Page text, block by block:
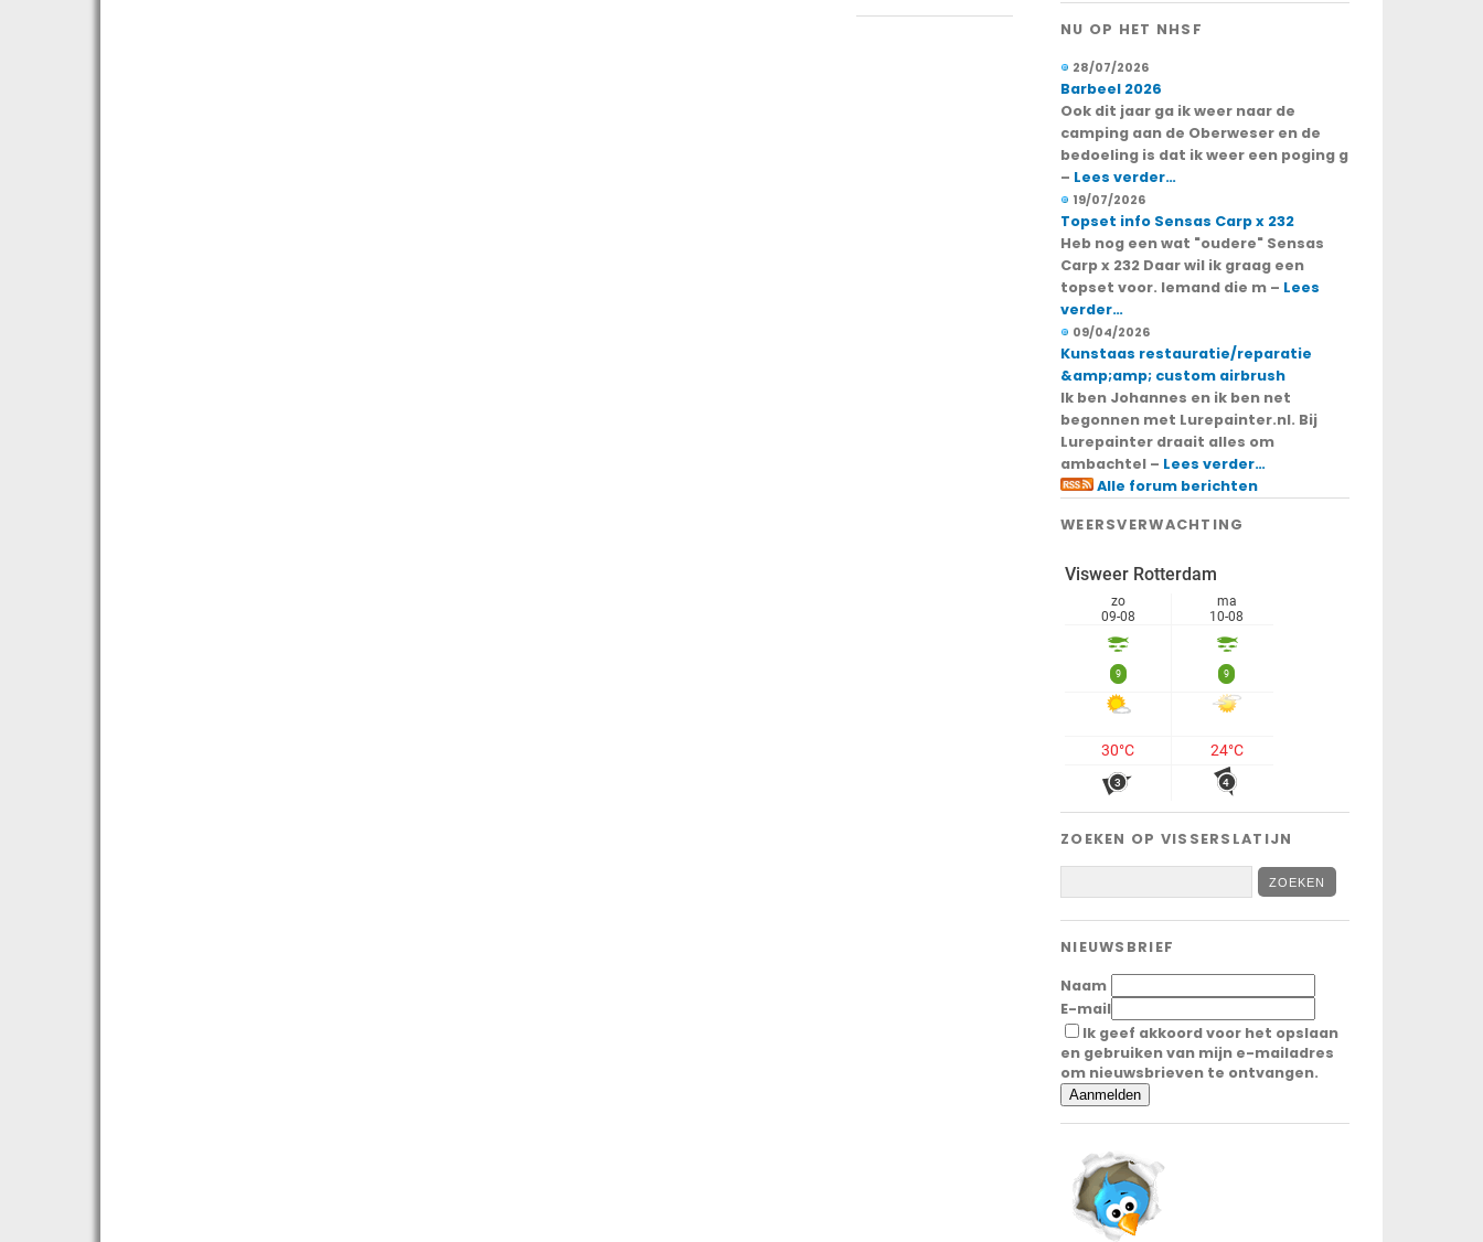
NU OP HET NHSF
28/07/2026
Barbeel 2026
Ook dit jaar ga ik weer naar de
camping aan de Oberweser en de
bedoeling is dat ik weer een poging g
– Lees verder…
19/07/2026
Topset info Sensas Carp x 232
Heb nog een wat "oudere" Sensas
Carp x 232 Daar wil ik graag een
topset voor. Iemand die m – Lees
verder…
09/04/2026
Kunstaas restauratie/reparatie
&amp;amp; custom airbrush
Ik ben Johannes en ik ben net
begonnen met Lurepainter.nl. Bij
Lurepainter draait alles om
ambachtel – Lees verder…
Alle forum berichten
WEERSVERWACHTING
ZOEKEN OP VISSERSLATIJN
NIEUWSBRIEF
Naam
E-mail
Ik geef akkoord voor het opslaan
en gebruiken van mijn e-mailadres
om nieuwsbrieven te ontvangen.